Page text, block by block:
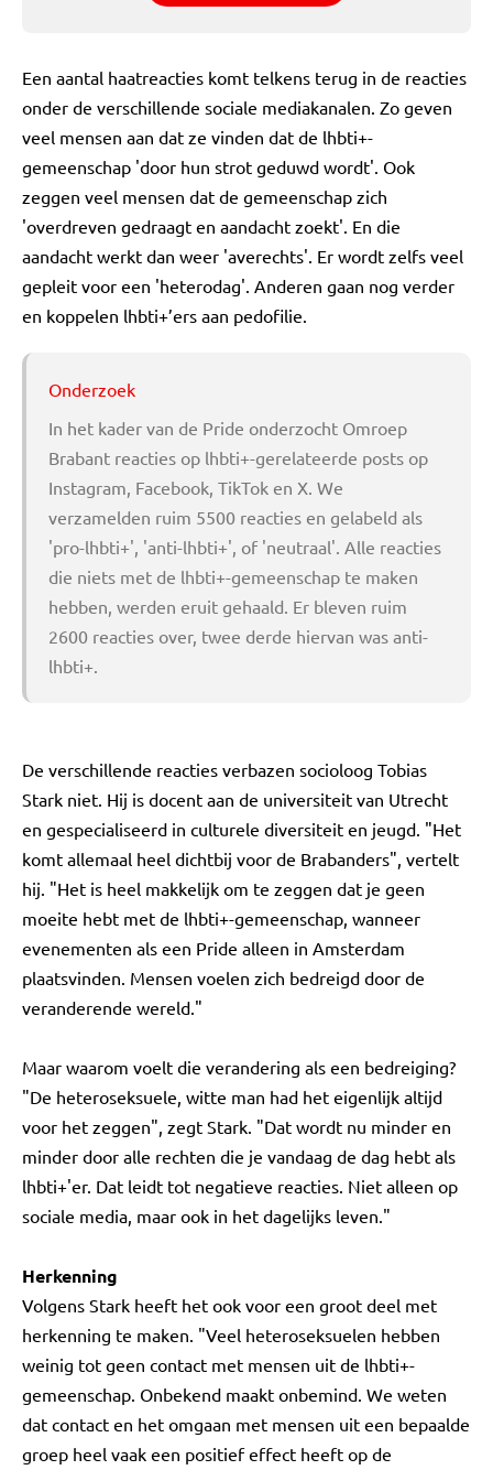
Een aantal haatreacties komt telkens terug in de reacties
onder de verschillende sociale mediakanalen. Zo geven
veel mensen aan dat ze vinden dat de lhbti+-
gemeenschap 'door hun strot geduwd wordt'. Ook
zeggen veel mensen dat de gemeenschap zich
'overdreven gedraagt en aandacht zoekt'. En die
aandacht werkt dan weer 'averechts'. Er wordt zelfs veel
gepleit voor een 'heterodag'. Anderen gaan nog verder
en koppelen lhbti+’ers aan pedofilie.
Onderzoek
In het kader van de Pride onderzocht Omroep
Brabant reacties op lhbti+-gerelateerde posts op
Instagram, Facebook, TikTok en X. We
verzamelden ruim 5500 reacties en gelabeld als
'pro-lhbti+', 'anti-lhbti+', of 'neutraal'. Alle reacties
die niets met de lhbti+-gemeenschap te maken
hebben, werden eruit gehaald. Er bleven ruim
2600 reacties over, twee derde hiervan was anti-
lhbti+.
De verschillende reacties verbazen socioloog Tobias
Stark niet. Hij is docent aan de universiteit van Utrecht
en gespecialiseerd in culturele diversiteit en jeugd. "Het
komt allemaal heel dichtbij voor de Brabanders", vertelt
hij. "Het is heel makkelijk om te zeggen dat je geen
moeite hebt met de lhbti+-gemeenschap, wanneer
evenementen als een Pride alleen in Amsterdam
plaatsvinden. Mensen voelen zich bedreigd door de
veranderende wereld."
Maar waarom voelt die verandering als een bedreiging?
"De heteroseksuele, witte man had het eigenlijk altijd
voor het zeggen", zegt Stark. "Dat wordt nu minder en
minder door alle rechten die je vandaag de dag hebt als
lhbti+'er. Dat leidt tot negatieve reacties. Niet alleen op
sociale media, maar ook in het dagelijks leven."
Herkenning
Volgens Stark heeft het ook voor een groot deel met
herkenning te maken. "Veel heteroseksuelen hebben
weinig tot geen contact met mensen uit de lhbti+-
gemeenschap. Onbekend maakt onbemind. We weten
dat contact en het omgaan met mensen uit een bepaalde
groep heel vaak een positief effect heeft op de